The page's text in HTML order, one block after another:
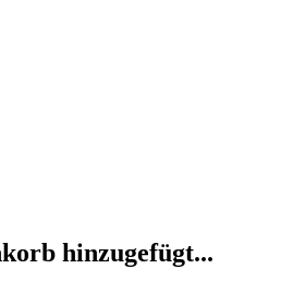
hinzugefügt...